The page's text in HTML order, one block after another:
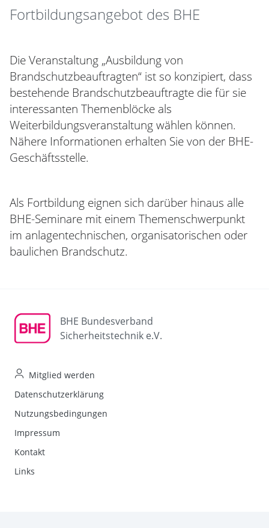
Fortbildungsangebot des BHE
Die Veranstaltung „Ausbildung von
Brandschutzbeauftragten“ ist so konzipiert, dass
bestehende Brandschutzbeauftragte die für sie
interessanten Themenblöcke als
Weiterbildungsveranstaltung wählen können.
Nähere Informationen erhalten Sie von der BHE-
Geschäftsstelle.
Als Fortbildung eignen sich darüber hinaus alle
BHE-Seminare mit einem Themenschwerpunkt
im anlagentechnischen, organisatorischen oder
baulichen Brandschutz.
BHE Bundesverband
Sicherheitstechnik e.V.
Mitglied werden
Datenschutzerklärung
Nutzungsbedingungen
Impressum
Kontakt
Links